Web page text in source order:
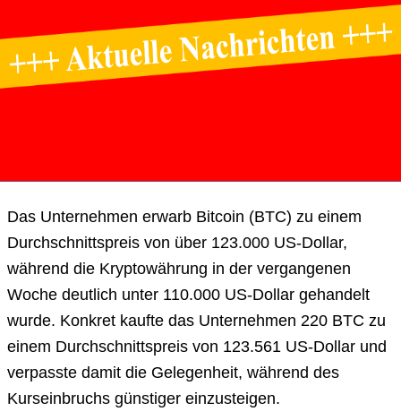
Das Unternehmen erwarb Bitcoin (BTC) zu einem
Durchschnittspreis von über 123.000 US-Dollar,
während die Kryptowährung in der vergangenen
Woche deutlich unter 110.000 US-Dollar gehandelt
wurde. Konkret kaufte das Unternehmen 220 BTC zu
einem Durchschnittspreis von 123.561 US-Dollar und
verpasste damit die Gelegenheit, während des
Kurseinbruchs günstiger einzusteigen.